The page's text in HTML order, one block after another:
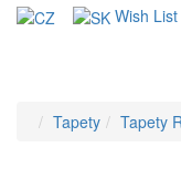
Wish List
Tapety Tapety